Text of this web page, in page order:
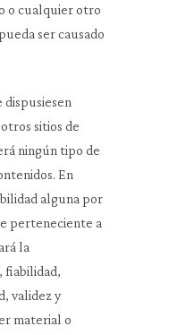
o cualquier otro
ser causado
dispusiesen
sitios de
ningún tipo de
En
alguna por
perteneciente a
la
fiabilidad,
validez y
material o